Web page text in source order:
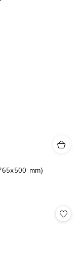
mm)